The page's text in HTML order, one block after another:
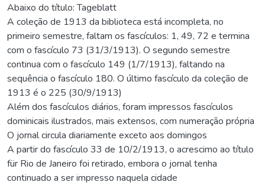
Abaixo do título: Tageblatt
A coleção de 1913 da biblioteca está incompleta, no
primeiro semestre, faltam os fascículos: 1, 49, 72 e termina
com o fascículo 73 (31/3/1913). O segundo semestre
continua com o fascículo 149 (1/7/1913), faltando na
sequência o fascículo 180. O último fascículo da coleção de
1913 é o 225 (30/9/1913)
Além dos fascículos diários, foram impressos fascículos
dominicais ilustrados, mais extensos, com numeração própria
O jornal circula diariamente exceto aos domingos
A partir do fascículo 33 de 10/2/1913, o acrescimo ao título
für Rio de Janeiro foi retirado, embora o jornal tenha
continuado a ser impresso naquela cidade